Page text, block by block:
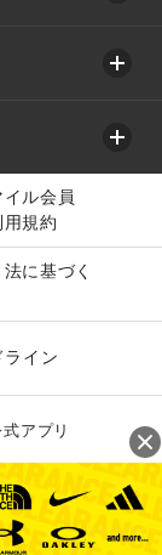
ル会員
規約
に基づく
ライン
アプリ